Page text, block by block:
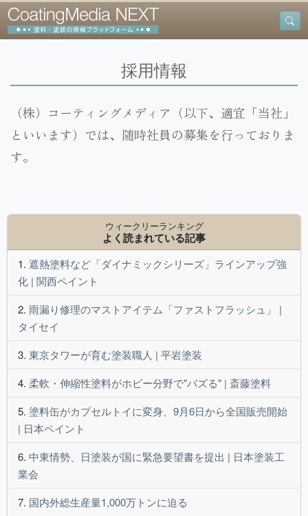
採用情報
（株）コーティングメディア（以下、適宜「当社」
といいます）では、随時社員の募集を行っておりま
す。
ウィークリーランキング
よく読まれている記事
遮熱塗料など「ダイナミックシリーズ」ラインアップ強
化 | 関西ペイント
雨漏り修理のマストアイテム「ファストフラッシュ」 |
タイセイ
東京タワーが育む塗装職人 | 平岩塗装
柔軟・伸縮性塗料がホビー分野で"バズる" | 斎藤塗料
塗料缶がカプセルトイに変身、9月6日から全国販売開始
| 日本ペイント
中東情勢、日塗装が国に緊急要望書を提出 | 日本塗装工
業会
国内外総生産量1,000万トンに迫る